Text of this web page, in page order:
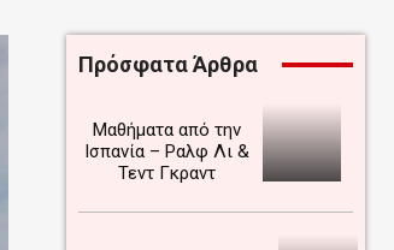
Πρόσφατα Άρθρα
Μαθήματα από την
Ισπανία – Ραλφ Λι &
Τεντ Γκραντ